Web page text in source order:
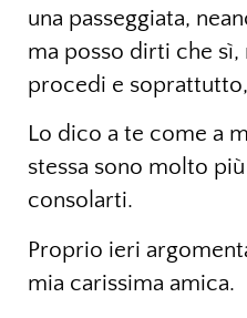
una passeggiata,
ma posso dirti che sì,
procedi e
Lo dico a te come a
stessa sono molto
consolarti.
Proprio ieri
mia carissima amica.